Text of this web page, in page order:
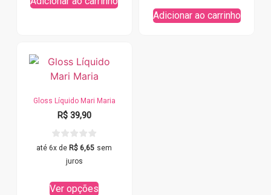
Adicionar ao carrinho
Gloss Líquido Mari Maria
R$39,90
até 6x de R$ 6,65 sem
juros
Ver opções